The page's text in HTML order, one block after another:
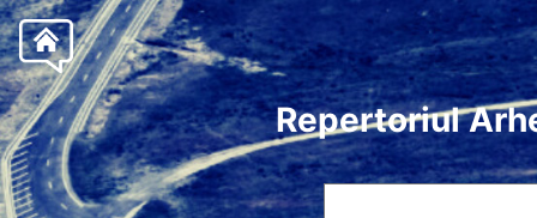
Repertoriul